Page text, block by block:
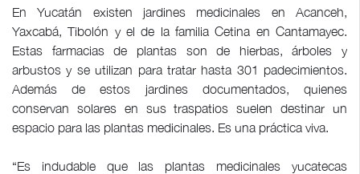
En Yucatán existen jardines medicinales en Acanceh,
Yaxcabá, Tibolón y el de la familia Cetina en Cantamayec.
Estas farmacias de plantas son de hierbas, árboles y
arbustos y se utilizan para tratar hasta 301 padecimientos.
Además de estos jardines documentados, quienes
conservan solares en sus traspatios suelen destinar un
espacio para las plantas medicinales. Es una práctica viva.
“Es indudable que las plantas medicinales yucatecas